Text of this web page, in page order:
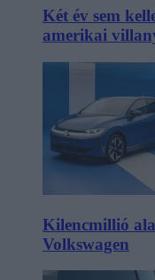
Két év sem
amerikai
Kilencmillió
Volkswagen